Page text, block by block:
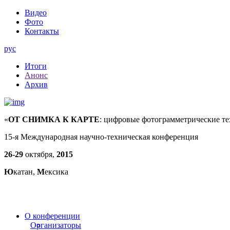
Видео
Фото
Контакты
рус
Итоги
Анонс
Архив
«ОТ СНИМКА К КАРТЕ: цифровые фотограмметрические
15-я Международная научно-техническая конференция
26-29 октября, 2015
Юкатан, Мексика
О конференции
Организаторы